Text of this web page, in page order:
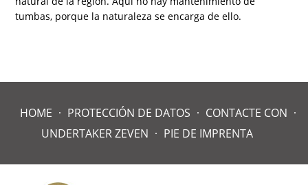
tumbas, porque la naturaleza se encarga de ello.
HOME PROTECCIÓN DE DATOS
CONTACTE CON
UNDERTAKER ZEVEN
PIE DE IMPRENTA